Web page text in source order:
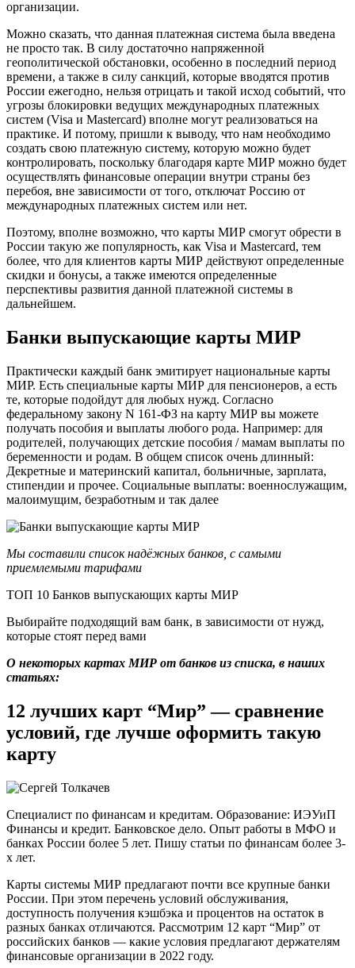
организации.
Можно сказать, что данная платежная система была введена
не просто так. В силу достаточно напряженной
геополитической обстановки, особенно в последний период
времени, а также в силу санкций, которые вводятся против
России ежегодно, нельзя отрицать и такой исход событий, что
угрозы блокировки ведущих международных платежных
систем (Visa и Mastercard) вполне могут реализоваться на
практике. И потому, пришли к выводу, что нам необходимо
создать свою платежную систему, которую можно будет
контролировать, поскольку благодаря карте МИР можно будет
осуществлять финансовые операции внутри страны без
перебоя, вне зависимости от того, отключат Россию от
международных платежных систем или нет.
Поэтому, вполне возможно, что карты МИР смогут обрести в
России такую же популярность, как Visa и Mastercard, тем
более, что для клиентов карты МИР действуют определенные
скидки и бонусы, а также имеются определенные
перспективы развития данной платежной системы в
дальнейшем.
Банки выпускающие карты МИР
Практически каждый банк эмитирует национальные карты
МИР. Есть специальные карты МИР для пенсионеров, а есть
те, которые подойдут для любых нужд. Согласно
федеральному закону N 161-ФЗ на карту МИР вы можете
получать пособия и выплаты любого рода. Например: для
родителей, получающих детские пособия / мамам выплаты по
беременности и родам. В общем список очень длинный:
Декретные и материнский капитал, больничные, зарплата,
стипендии и прочее. Социальные выплаты: военнослужащим,
малоимущим, безработным и так далее
Мы составили список надёжных банков, с самыми
приемлемыми тарифами
ТОП 10 Банков выпускающих карты МИР
Выбирайте подходящий вам банк, в зависимости от нужд,
которые стоят перед вами
О некоторых картах МИР от банков из списка, в наших
статьях:
12 лучших карт “Мир” — сравнение
условий, где лучше оформить такую
карту
Специалист по финансам и кредитам. Образование: ИЭУиП
Финансы и кредит. Банковское дело. Опыт работы в МФО и
банках России более 5 лет. Пишу статьи по финансам более 3-
х лет.
Карты системы МИР предлагают почти все крупные банки
России. При этом перечень условий обслуживания,
доступность получения кэшбэка и процентов на остаток в
разных банках отличаются. Рассмотрим 12 карт “Мир” от
российских банков — какие условия предлагают держателям
финансовые организации в 2022 году.